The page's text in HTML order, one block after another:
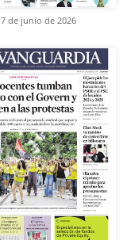
7 de junio de 2026